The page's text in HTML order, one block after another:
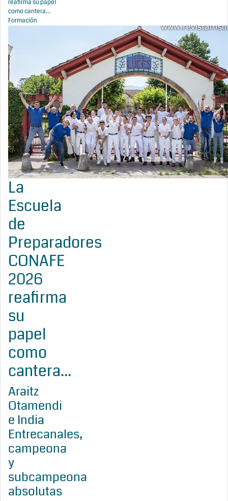
reafirma su papel
como cantera...
Formación
La
Escuela
de
Preparadores
CONAFE
2026
reafirma
su
papel
como
cantera...
Araitz
Otamendi
e India
Entrecanales,
campeona
y
subcampeona
absolutas